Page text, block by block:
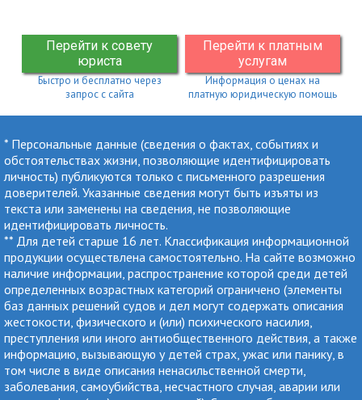
Перейти к совету
юриста
Перейти к платным
услугам
Быстро и бесплатно через
запрос с сайта
Информация о ценах на
платную юридическую помощь
* Персональные данные (сведения о фактах, событиях и
обстоятельствах жизни, позволяющие идентифицировать
личность) публикуются только с письменного разрешения
доверителей. Указанные сведения могут быть изъяты из
текста или заменены на сведения, не позволяющие
идентифицировать личность.
** Для детей старше 16 лет. Классификация информационной
продукции осуществлена самостоятельно. На сайте возможно
наличие информации, распространение которой среди детей
определенных возрастных категорий ограничено (элементы
баз данных решений судов и дел могут содержать описания
жестокости, физического и (или) психического насилия,
преступления или иного антиобщественного действия, а также
информацию, вызывающую у детей страх, ужас или панику, в
том числе в виде описания ненасильственной смерти,
заболевания, самоубийства, несчастного случая, аварии или